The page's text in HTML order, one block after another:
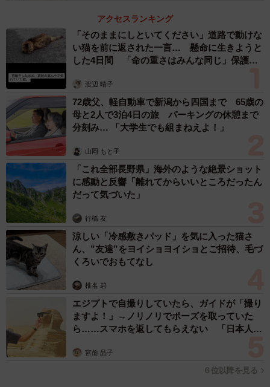
アクセスランキング
「そのままにしといてください」道路で動けな
い猫を前に返された一言… 懸命に生きようと
した4日間 「命の重さはみんな同じ」保護団
渡辺 晴子
72歳父、軽自動車で新潟から四国まで 65歳の
母と2人で3泊4日の旅 パーキングの休憩まで
分刻み… 「大学生でも組まねえよ！」
山岡 もと子
「これ全部長野県」海外のような絶景ショット
に感動と反響「離れてからいいところだったん
だって気づいた」
行橋 友
涼しい「冷感敷きパッド」を気に入った猫さ
ん、”友達”をヨイショヨイショとご招待、毛づ
くろいでおもてなし
椎名 碧
エジプトで自撮りしていたら、ガイドが「撮り
ますよ！」→ノリノリでポーズを取っていた
ら……スマホを返してもらえない 「日本人は
宮前 晶子
６位以降を見る